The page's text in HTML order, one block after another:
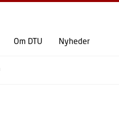
(TRYK ENTER).
Om DTU Nyheder